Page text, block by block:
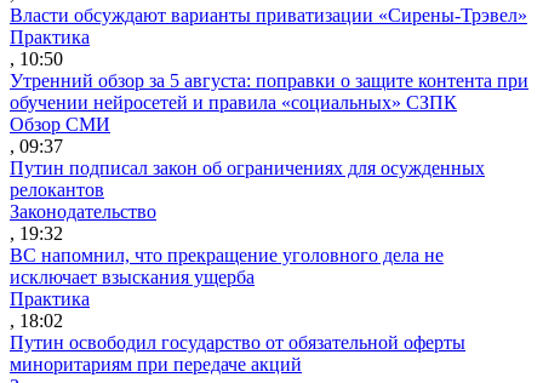
Власти обсуждают варианты приватизации «Сирены-Трэвел»
Практика
, 10:50
Утренний обзор за 5 августа: поправки о защите контента при
обучении нейросетей и правила «социальных» СЗПК
Обзор СМИ
, 09:37
Путин подписал закон об ограничениях для осужденных
релокантов
Законодательство
, 19:32
ВС напомнил, что прекращение уголовного дела не
исключает взыскания ущерба
Практика
, 18:02
Путин освободил государство от обязательной оферты
миноритариям при передаче акций